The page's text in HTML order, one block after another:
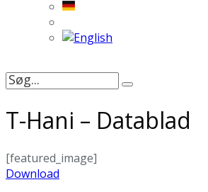
Søg
T-Hani – Datablad
[featured_image]
Download